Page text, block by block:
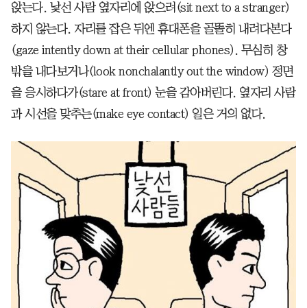
앉는다. 낯선 사람 옆자리에 앉으려(sit next to a stranger)
하지 않는다. 자리를 잡은 뒤엔 휴대폰을 골똘히 내려다본다
(gaze intently down at their cellular phones). 무심히 창
밖을 내다보거나(look nonchalantly out the window) 정면
을 응시하다가(stare at front) 눈을 감아버린다. 옆자리 사람
과 시선을 맞추는(make eye contact) 일은 거의 없다.